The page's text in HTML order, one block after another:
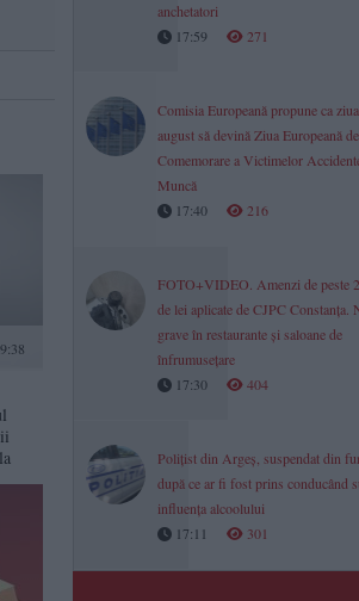
anchetatori
17:59
271
Comisia Europeană propune ca
august să devină Ziua Europeană de
Comemorare a Victimelor
Muncă
17:40
216
FOTO+VIDEO. Amenzi de peste
de lei aplicate de CJPC Constanța.
grave în restaurante și saloane de
înfrumusețare
17:30
404
Polițist din Argeș, suspendat din
după ce ar fi fost prins conducând
influența alcoolului
17:11
301